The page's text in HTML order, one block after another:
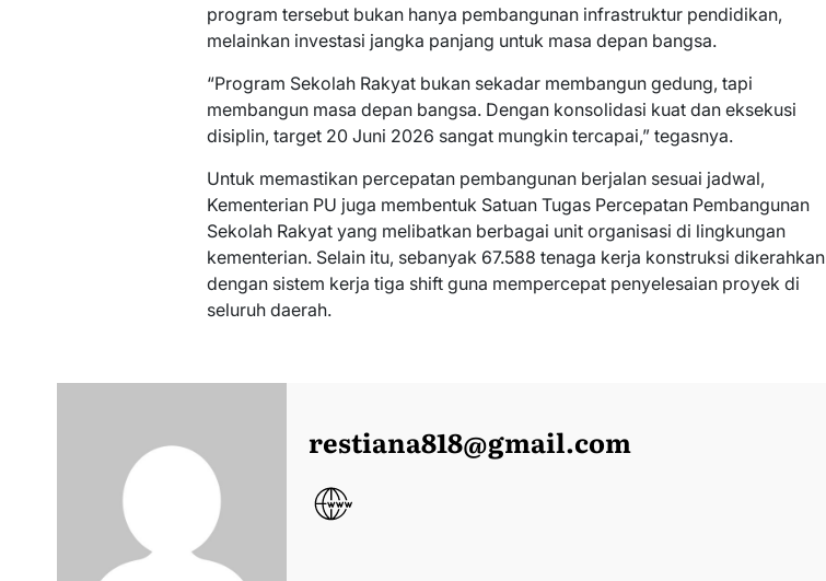
program tersebut bukan hanya pembangunan infrastruktur pendidikan,
melainkan investasi jangka panjang untuk masa depan bangsa.
“Program Sekolah Rakyat bukan sekadar membangun gedung, tapi
membangun masa depan bangsa. Dengan konsolidasi kuat dan eksekusi
disiplin, target 20 Juni 2026 sangat mungkin tercapai,” tegasnya.
Untuk memastikan percepatan pembangunan berjalan sesuai jadwal,
Kementerian PU juga membentuk Satuan Tugas Percepatan Pembangunan
Sekolah Rakyat yang melibatkan berbagai unit organisasi di lingkungan
kementerian. Selain itu, sebanyak 67.588 tenaga kerja konstruksi dikerahkan
dengan sistem kerja tiga shift guna mempercepat penyelesaian proyek di
seluruh daerah.
restiana818@gmail.com